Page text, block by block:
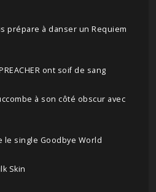
prépare à danser un Requiem
ont soif de sang
à son côté obscur avec
le single Goodbye World
Skin